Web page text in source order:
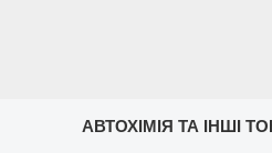
АВТОХІМІЯ ТА ІНШІ